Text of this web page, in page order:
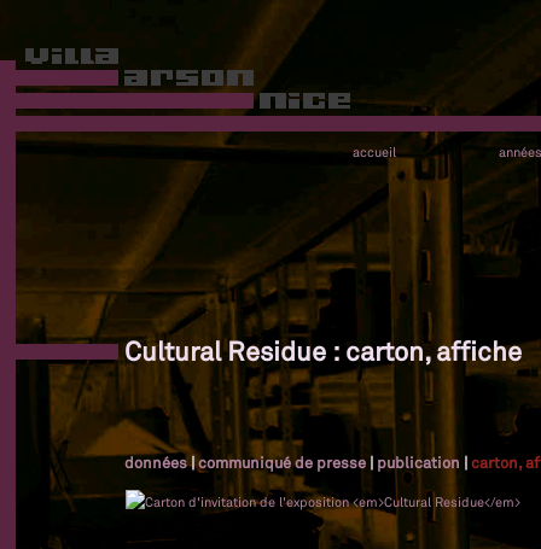
accueil années
Cultural Residue : carton, affiche
données|communiqué de presse | publication |carton,